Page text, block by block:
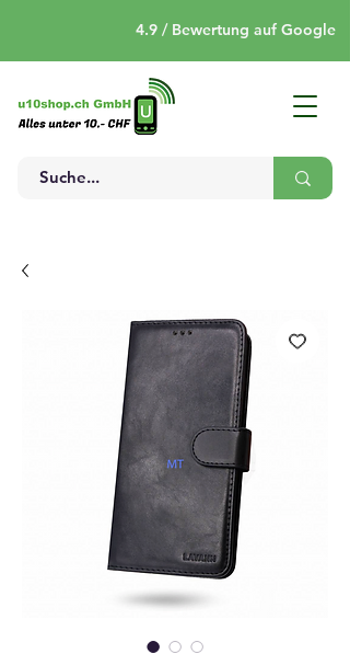
4.9 / Bewertung auf Google